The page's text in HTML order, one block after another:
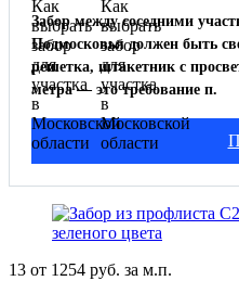
Забор между соседними
Подмосковья должен быть
решетка, штакетник с
метра — это требование п.
13 от 1254 руб. за м.п.